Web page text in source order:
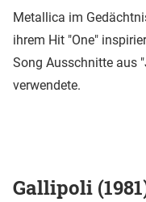
Metallica im
ihrem Hit "One"
Song Ausschnitte aus
verwendete.
Gallipoli